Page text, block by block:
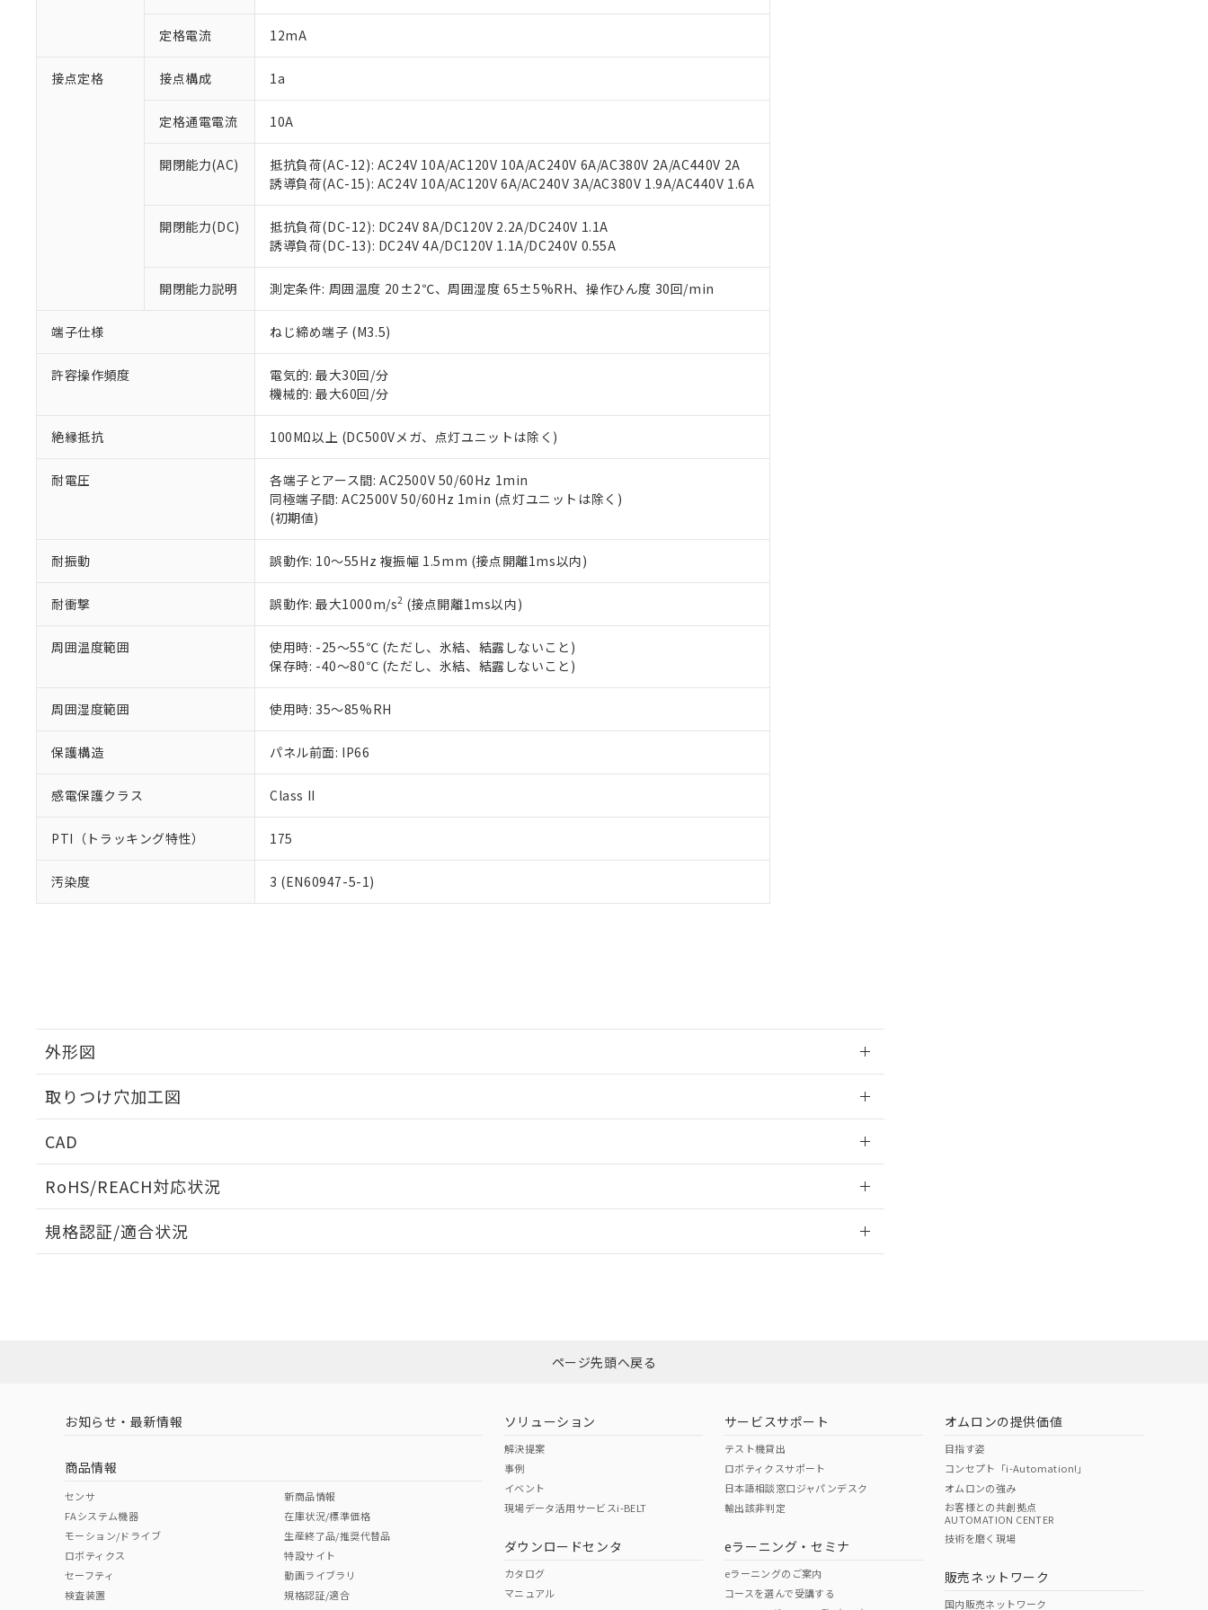
定格電流 12mA
接点定格 接点構成 1a
定格通電電流 10A
開閉能力(AC)
抵抗負荷(AC-12): AC24V 10A/AC120V 10A/AC240V 6A/AC380V 2A/AC440V 2A
誘導負荷(AC-15): AC24V 10A/AC120V 6A/AC240V 3A/AC380V 1.9A/AC440V 1.6A
開閉能力(DC)
抵抗負荷(DC-12): DC24V 8A/DC120V 2.2A/DC240V 1.1A
誘導負荷(DC-13): DC24V 4A/DC120V 1.1A/DC240V 0.55A
開閉能力説明 測定条件: 周囲温度 20±2℃、周囲湿度 65±5%RH、操作ひん度 30回/min
端子仕様 ねじ締め端子 (M3.5)
許容操作頻度
電気的: 最大30回/分
機械的: 最大60回/分
絶縁抵抗 100MΩ以上 (DC500Vメガ、点灯ユニットは除く)
耐電圧
各端子とアース間: AC2500V 50/60Hz 1min
同極端子間: AC2500V 50/60Hz 1min (点灯ユニットは除く)
(初期値)
耐振動 誤動作: 10～55Hz 複振幅 1.5mm (接点開離1ms以内)
耐衝撃 誤動作: 最大1000m/s2 (接点開離1ms以内)
周囲温度範囲
使用時: -25～55℃ (ただし、氷結、結露しないこと)
保存時: -40～80℃ (ただし、氷結、結露しないこと)
周囲湿度範囲 使用時: 35～85%RH
保護構造 パネル前面: IP66
感電保護クラス Class II
PTI（トラッキング特性） 175
汚染度 3 (EN60947-5-1)
外形図
取りつけ穴加工図
CAD
RoHS/REACH対応状況
EU RoHS 注意事項・凡例
ダウンロードはこちら
中国 RoHS 注意事項・凡例
中国 RoHS表
Pb Hg Cr(VI)
O O
規格認証/適合状況
以下の条件をお読みいただき、同意のうえご利用ください。
くものです。
在庫状況および標準価格照会結果は、記載している更新日時点での社内データに基づき作成されるも
正式な納期状況および標準価格はお客様のお取引先、またはお客様担当のオムロン制御機器販売店・
当社販売員にご相談ください。
オムロン制御機器販売店や当社販売拠点は「 販売ネットワーク
」をご確認ください。
す。
マイパーツ機能（部品リスト作成サービス）をご利用いただくには、I-Webメンバーズにご登録され
ている必要があります。
お客様が当ウェブサイト上で当社にご登録された部品リストについて、当社および当社の共同利用者
が、当社の製品・サービスに関するお客様との取引・商談に必要な範囲で利用することをご了承くだ
さい。
※当社の共同利用者とは、
*EU RoHS指令（10物質）：
鉛(Pb) 1000ppm以下、 水銀(Hg) 1000ppm以下、 カドミウム(Cd) 100ppm以下、
ル（DBP） 1000ppm以下、フタル酸ジイソブチル (DIBP) 1000ppm以下
フタル酸エステル類の４物質については閾値を超える意図的な使用がないことを確認しています。
※2 対応予定月
※3 非含有証明書ダウンロード
下記の非含有証明書をダウンロードすることができます。
EU RoHS指令（10物質）の非含有証明書
51物質の非含有証明書（当社基準）
※本証明書は発行日時点で非含有を証明するもので、過去に遡って非含有を証明するものではありません。
また、RoHS指令のフタル酸エステル類４物質の対応では、対応完了までの期間は出荷製品に未対応品が
混在することから備考欄に対応日を記載しておりました。
既に当社にて対応品への在庫切替を完了していることから、特段のことがない限り、2022年1月12日よ
り割愛しております。
「○」：最大均質材料含有率が中国RoHSの基準値以下であることを示します。
「×」：最大均質材料含有率が中国RoHSの基準値を超えていることを示します。
「－」：未確認です。当社販売部門へお問い合わせください。
Cr(Ⅵ)(六価クロム) : 1000ppm、 PBBs(ポリ臭化ビフェニル類) : 1000ppm、 PBDEs(ポリ臭化ジフェニルエーテル類) : 1000ppm、
DEHP(フタル酸ビス(2-エチルヘキシル)) : 1000ppm
※2 環境保護使用期限
「ｅ」：有害物質（10物質）のすべてが基準値以下であることを示します。
「10」：通常の使用状況下において有害物質が外部に漏えいし、環境に深刻な影響を及ぼさない年数を意
「－」：未確認です。当社販売部門へお問い合わせください。
う）を輸出または国外への提供する場合は、日本国政府の輸出許可(または役務取引許可)を取得する
当社は規制貨物を破棄する場合は、完全に破砕するなど、違法に輸出されないよう必要な手段を講じ
当社は貴社製品を、核兵器、ミサイル、化学兵器、生物兵器またはその他武器並びにこれらの製造装
置等に一切使用いたしません。
当社は、貴社製品を第三者に販売する場合は、上記1、2および3の内容を当該第三者に通知します。
また当社は、販売先および販売に係わる関係者が違法に輸出するおそれがある場合は、取り引きをい
合意する キャンセル
△ 一定数には満たないが在庫あり
－
在庫なし(最新の在庫状況については、お客様のお取引先、またはお客様担当のオムロン制御
機器販売店・当社販売員にご確認ください)
空
白
受注生産機種、また在庫状況の情報を公開していない機種
ページ先頭へ戻る
お知らせ・最新情報
商品情報
センサ
FAシステム機器
モーション/ドライブ
ロボティクス
セーフティ
検査装置
新商品情報
在庫状況/標準価格
生産終了品/推奨代替品
特設サイト
動画ライブラリ
規格認証/適合
ソリューション
解決提案
事例
イベント
現場データ活用サービスi-BELT
ダウンロードセンタ
カタログ
マニュアル
サービスサポート
テスト機貸出
ロボティクスサポート
日本語相談窓口ジャパンデスク
輸出該非判定
eラーニング・セミナ
eラーニングのご案内
コースを選んで受講する
オムロンの提供価値
目指す姿
コンセプト「i-Automation!」
オムロンの強み
お客様との共創拠点
AUTOMATION CENTER
技術を磨く現場
販売ネットワーク
国内販売ネットワーク